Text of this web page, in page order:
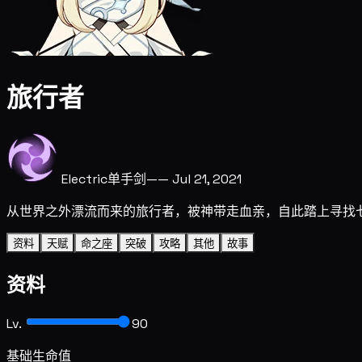
旅行者
Electric单手剑—— Jul 21, 2021
从世界之外漂流而来的旅行者，被神带走血亲，自此踏上寻找
资料 天赋 命之座 突破 攻略 其他 故事
资料
Lv.
90
基础生命值